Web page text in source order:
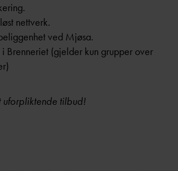
nettverk.
ved Mjøsa.
Brenneriet (gjelder kun grupper over
uforpliktende tilbud!